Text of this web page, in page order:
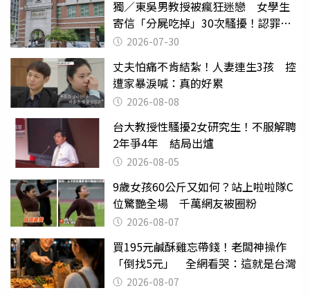
獨／東吳男教授被瘋狂迷戀 女學生
寄信「分屍吃掉」30次騷擾！認罪免
關 2026-07-30
丈夫怕痛不肯結紮！人妻連生3孩 控
遭家暴淚喊：真的好累
2026-08-08
台大教授性騷擾2女研究生！不服解聘
2年爭4年 結局出爐
2026-08-05
9歲女孩60公斤又如何？站上啦啦隊C
位驚艷全場 千萬網友被圈粉
2026-08-07
買195元鹹酥雞忘帶錢！老闆神操作
「倒找5元」 全網看哭：這就是台灣
2026-08-07